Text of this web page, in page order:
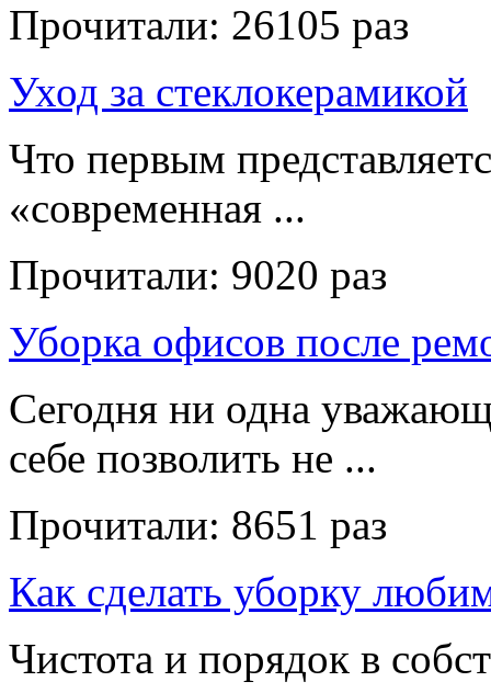
Прочитали: 26105 раз
Уход за стеклокерамикой
Что первым
«современная ...
Прочитали: 9020 раз
Уборка офисов после
Сегодня ни одна
себе позволить не ...
Прочитали: 8651 раз
Как сделать уборку
Чистота и порядок в